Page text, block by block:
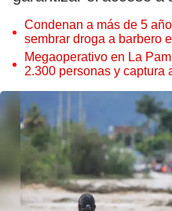
Condenan a más de 5
sembrar droga a barbero
Megaoperativo en La
2.300 personas y captura